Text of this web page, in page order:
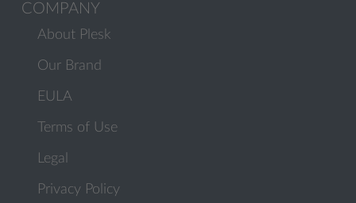
COMPANY
About Plesk
Our Brand
EULA
Terms of Use
Legal
Privacy Policy